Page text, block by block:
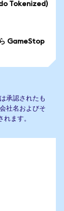
Tokenized)
GameStop
承認されたも
社名およびそ
ます。